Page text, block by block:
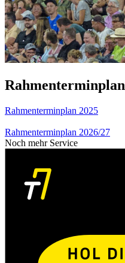
Rahmenterminplan
Rahmenterminplan 2025
Rahmenterminplan 2026/27
Noch mehr Service